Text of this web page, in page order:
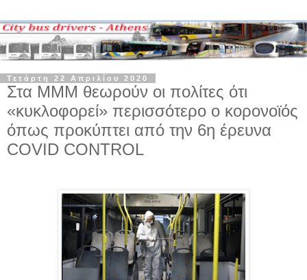
Τετάρτη 22 Απριλίου 2020
Στα ΜΜΜ θεωρούν οι πολίτες ότι
«κυκλοφορεί» περισσότερο ο κορονοϊός
όπως προκύπτει από την 6η έρευνα
COVID CONTROL